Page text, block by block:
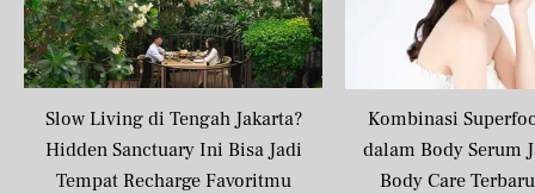
Slow Living di Tengah Jakarta?
Hidden Sanctuary Ini Bisa Jadi
Tempat Recharge Favoritmu
Kombinasi
dalam Body Serum
Body Care